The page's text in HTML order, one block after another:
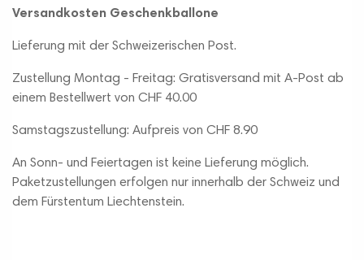
Versandkosten Geschenkballone
Lieferung mit der Schweizerischen Post.
Zustellung Montag - Freitag: Gratisversand mit A-Post ab
einem Bestellwert von CHF 40.00
Samstagszustellung: Aufpreis von CHF 8.90
An Sonn- und Feiertagen ist keine Lieferung möglich.
Paketzustellungen erfolgen nur innerhalb der Schweiz und
dem Fürstentum Liechtenstein.